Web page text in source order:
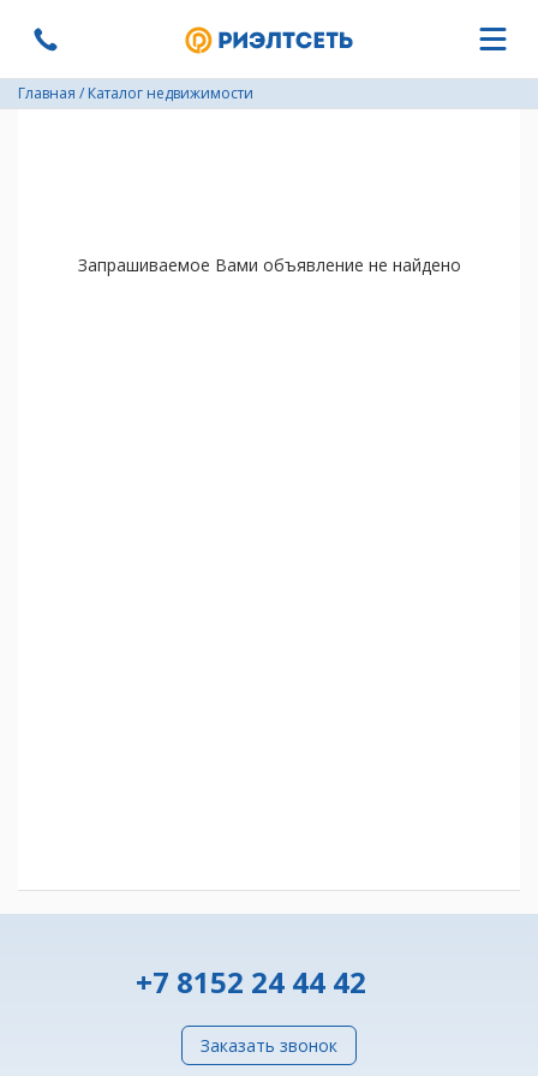
Главная / Каталог недвижимости
Запрашиваемое Вами объявление не найдено
+7 8152 24 44 42
Заказать звонок